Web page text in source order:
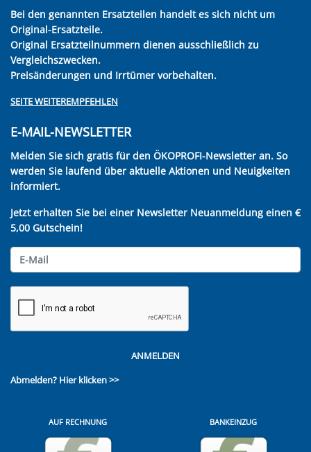
Bei den genannten Ersatzteilen handelt es sich nicht um
Original-Ersatzteile.
Original Ersatzteilnummern dienen ausschließlich zu
Vergleichszwecken.
Preisänderungen und Irrtümer vorbehalten.
SEITE WEITEREMPFEHLEN
E-MAIL-NEWSLETTER
Melden Sie sich gratis für den ÖKOPROFI-Newsletter an. So
werden Sie laufend über aktuelle Aktionen und Neuigkeiten
informiert.
Jetzt erhalten Sie bei einer Newsletter Neuanmeldung einen €
5,00 Gutschein!
ANMELDEN
Abmelden? Hier klicken >>
AUF RECHNUNG BANKEINZUG